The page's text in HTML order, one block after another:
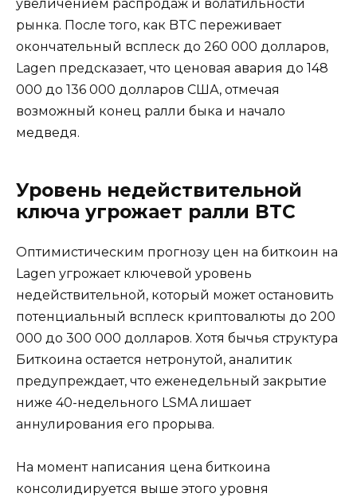
увеличением распродаж и волатильности
рынка. После того, как BTC переживает
окончательный всплеск до 260 000 долларов,
Lagen предсказает, что ценовая авария до 148
000 до 136 000 долларов США, отмечая
возможный конец ралли быка и начало
медведя.
Уровень недействительной
ключа угрожает ралли BTC
Оптимистическим прогнозу цен на биткоин на
Lagen угрожает ключевой уровень
недействительной, который может остановить
потенциальный всплеск криптовалюты до 200
000 до 300 000 долларов. Хотя бычья структура
Биткоина остается нетронутой, аналитик
предупреждает, что еженедельный закрытие
ниже 40-недельного LSMA лишает
аннулирования его прорыва.
На момент написания цена биткоина
консолидируется выше этого уровня